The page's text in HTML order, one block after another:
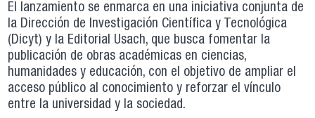
El lanzamiento se enmarca en una iniciativa conjunta de
la Dirección de Investigación Científica y Tecnológica
(Dicyt) y la Editorial Usach, que busca fomentar la
publicación de obras académicas en ciencias,
humanidades y educación, con el objetivo de ampliar el
acceso público al conocimiento y reforzar el vínculo
entre la universidad y la sociedad.